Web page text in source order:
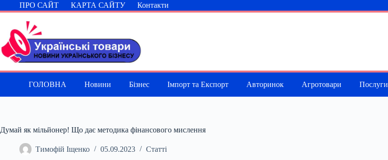
Перейти
до
ПРО САЙТ КАРТА САЙТУ Контакти
ГОЛОВНА Новини Бізнес Імпорт та Експорт Авторинок Агротовари Послуги
Думай як мільйонер! Що дає методика фінансового мислення
Тимофій Іщенко 05.09.2023 Статті